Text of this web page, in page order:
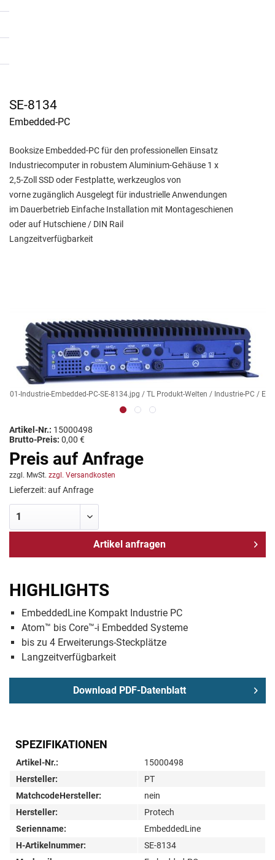
SE-8134
Embedded-PC
Booksize Embedded-PC für den professionellen Einsatz
Industriecomputer in robustem Aluminium-Gehäuse 1 x
2,5-Zoll SSD oder Festplatte, werkzeuglos von
vorne zugänglich Ausgelegt für industrielle Anwendungen
im Dauerbetrieb Einfache Installation mit Montageschienen
oder auf Hutschiene / DIN Rail
Langzeitverfügbarkeit
01-Industrie-Embedded-PC-SE-8134.jpg / TL Produkt-Welten / Industrie-PC /
Artikel-Nr.: 15000498
Brutto-Preis: 0,00 €
Preis auf Anfrage
zzgl. MwSt. zzgl. Versandkosten
Lieferzeit: auf Anfrage
Artikel anfragen
HIGHLIGHTS
EmbeddedLine Kompakt Industrie PC
Atom™ bis Core™-i Embedded Systeme
bis zu 4 Erweiterungs-Steckplätze
Langzeitverfügbarkeit
Download PDF-Datenblatt
SPEZIFIKATIONEN
Artikel-Nr.:
15000498
Hersteller:
PT
MatchcodeHersteller:
nein
Hersteller:
Protech
Serienname:
EmbeddedLine
H-Artikelnummer:
SE-8134